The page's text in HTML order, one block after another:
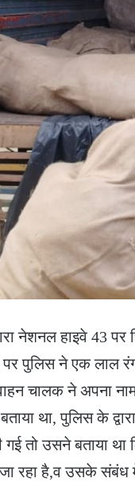
नेशनल हाइवे 43 पर
पर पुलिस ने एक
चालक ने अपना नाम
था, पुलिस के
तो उसने बताया
रहा है,व उसके संबंध